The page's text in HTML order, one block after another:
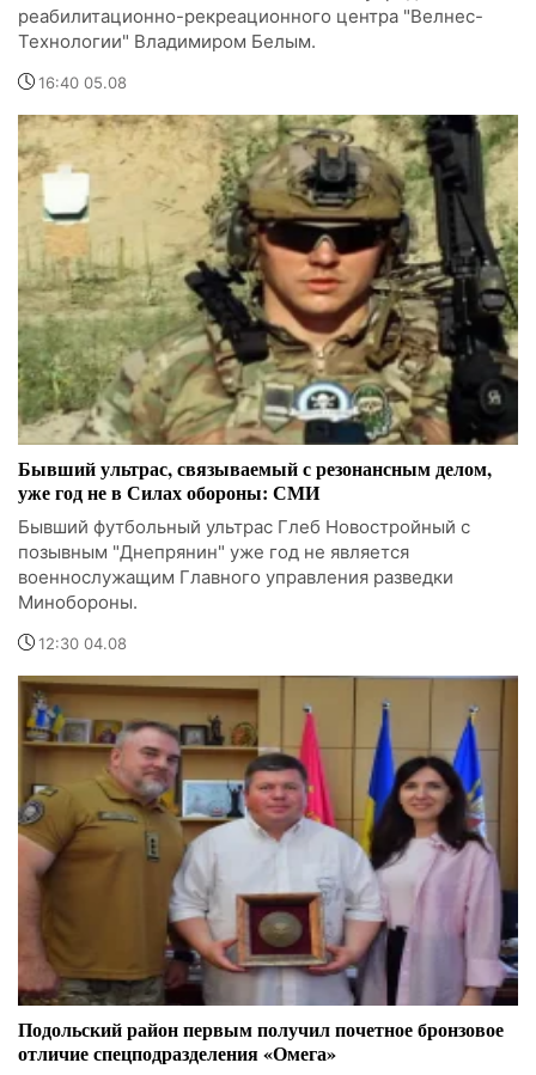
реабилитационно-рекреационного центра "Велнес-
Технологии" Владимиром Белым.
16:40 05.08
Бывший ультрас, связываемый с резонансным делом,
уже год не в Силах обороны: СМИ
Бывший футбольный ультрас Глеб Новостройный с
позывным "Днепрянин" уже год не является
военнослужащим Главного управления разведки
Минобороны.
12:30 04.08
Подольский район первым получил почетное бронзовое
отличие спецподразделения «Омега»